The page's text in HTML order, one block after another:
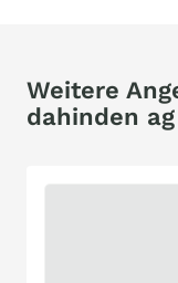
Weitere
dahinden ag